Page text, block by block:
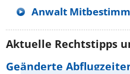
Anwalt
Aktuelle Rechtstipps
Geänderte